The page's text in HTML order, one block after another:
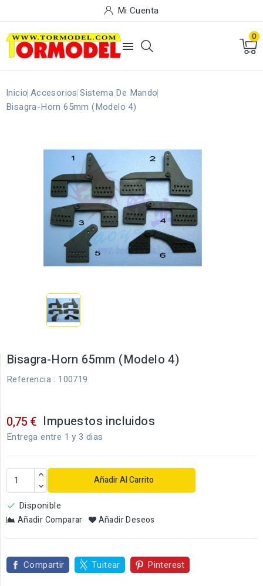
Mi Cuenta

0
Inicio Accesorios Sistema De Mando
Bisagra-Horn 65mm (Modelo 4)
Bisagra-Horn 65mm (Modelo 4)
Referencia : 100719
0,75 € Impuestos incluidos
Entrega entre 1 y 3 dias
Añadir Al Carrito
 Disponible
Añadir Comparar Añadir Deseos
Compartir Tuitear Pinterest